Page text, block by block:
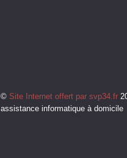
© Site Internet offert par svp34.fr
assistance informatique à domicile